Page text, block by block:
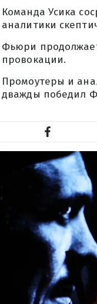
Команда Усика
аналитики
Фьюри
провокации.
Промоутеры и
дважды победил